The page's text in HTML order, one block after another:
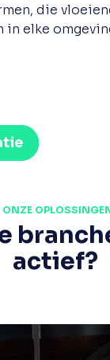
die
in elke
ONZE
actief?